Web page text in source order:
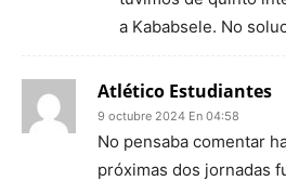
a Kababsele. No
Atlético Estudiantes
9 octubre 2024 En 04:58
No pensaba comentar
próximas dos jornadas